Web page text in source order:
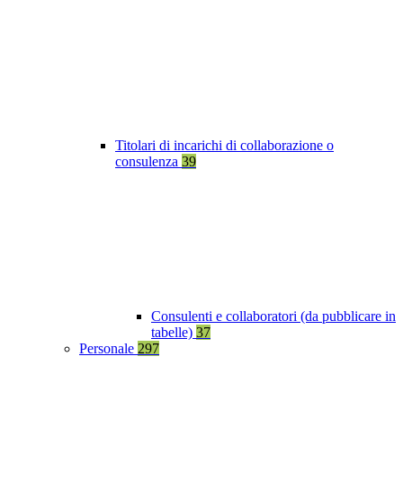
Titolari di incarichi di collaborazione o
consulenza 39
Consulenti e collaboratori (da pubblicare in
tabelle) 37
Personale 297